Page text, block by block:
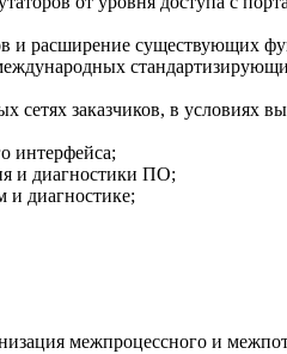
и расширение существующих
заказчиков, в условиях
интерфейса;
и диагностики ПО;
и диагностике;
межпроцессного и